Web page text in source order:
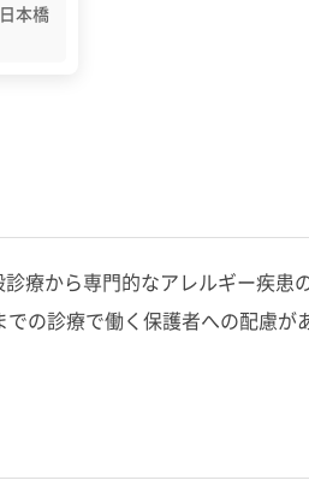
本橋
療から専門的なアレルギー疾
の診療で働く保護者への配慮が